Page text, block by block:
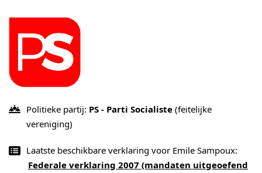
Politieke partij: PS - Parti Socialiste (feitelijke
vereniging)
Laatste beschikbare verklaring voor Emile Sampoux:
Federale verklaring 2007 (mandaten uitgeoefend